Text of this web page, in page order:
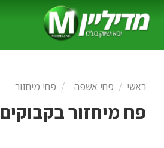
ראשי פחי אשפה פחי מיחזור
פח מיחזור בקבוקים